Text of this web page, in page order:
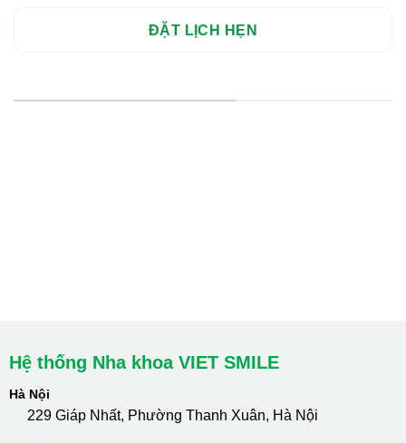
Hệ thống Nha khoa VIET SMILE
Hà Nội
229 Giáp Nhất, Phường Thanh Xuân, Hà Nội